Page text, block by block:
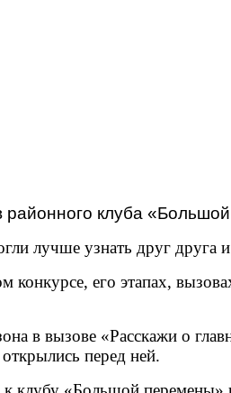
районного клуба
лучше узнать друг друга
конкурсе, его этапах,
в вызове «Расскажи о
перед ней.